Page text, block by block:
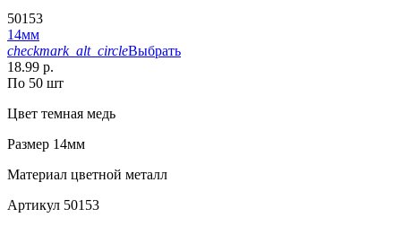
50153
14мм
checkmark_alt_circleВыбрать
18.99 р.
По 50 шт
Цвет темная медь
Размер 14мм
Материал цветной металл
Артикул 50153